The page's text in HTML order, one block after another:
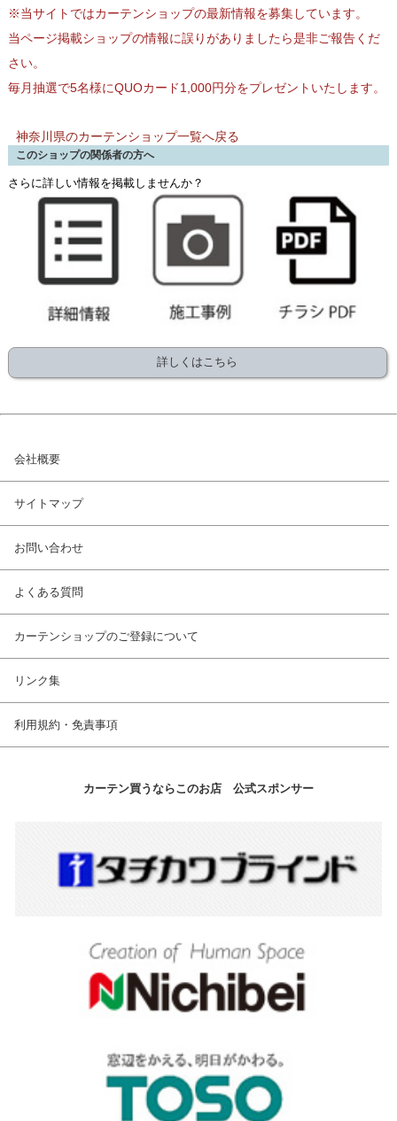
※当サイトではカーテンショップの最新情報を募集しています。
当ページ掲載ショップの情報に誤りがありましたら是非ご報告くだ
さい。
毎月抽選で5名様にQUOカード1,000円分をプレゼントいたします。
神奈川県のカーテンショップ一覧へ戻る
このショップの関係者の方へ
さらに詳しい情報を掲載しませんか？
詳しくはこちら
会社概要
サイトマップ
お問い合わせ
よくある質問
カーテンショップのご登録について
リンク集
利用規約・免責事項
カーテン買うならこのお店 公式スポンサー